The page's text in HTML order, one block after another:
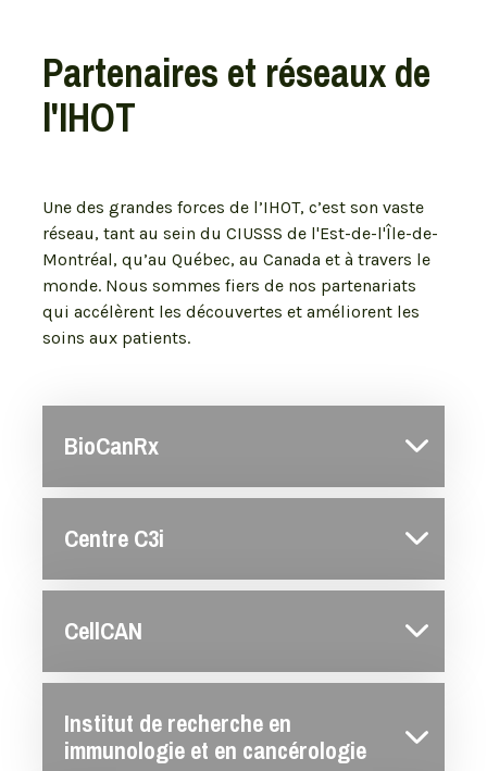
Partenaires et réseaux de
l'IHOT
Une des grandes forces de l’IHOT, c’est son vaste
réseau, tant au sein du CIUSSS de l'Est-de-l'Île-de-
Montréal, qu’au Québec, au Canada et à travers le
monde. Nous sommes fiers de nos partenariats
qui accélèrent les découvertes et améliorent les
soins aux patients.
BioCanRx
Centre C3i
CellCAN
Institut de recherche en
immunologie et en cancérologie